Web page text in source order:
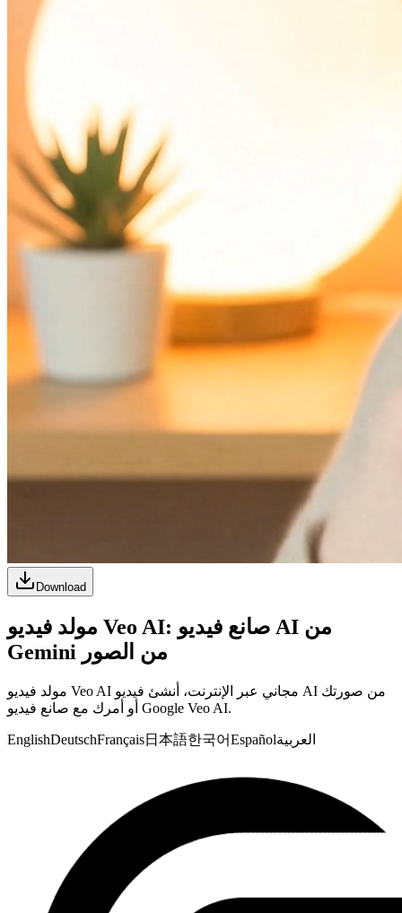
Download
مولد فيديو Veo AI: صانع فيديو AI من
Gemini من الصور
مولد فيديو Veo AI مجاني عبر الإنترنت، أنشئ فيديو AI من صورتك
أو أمرك مع صانع فيديو Google Veo AI.
EnglishDeutschFrançais日本語한국어Españolالعربية